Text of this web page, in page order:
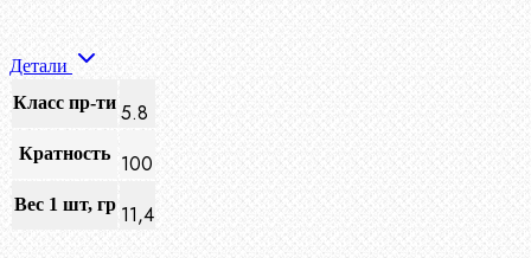
Детали
Класс пр-ти 5.8
Кратность 100
Вес 1 шт, гр 11,4